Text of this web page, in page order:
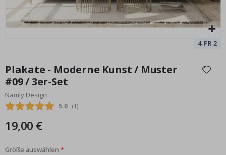
Anfang
der
Bildgalerie
springen
Plakate - Moderne Kunst / Muster
#09 / 3er-Set
Namly Design
Durchschnittliche Bewertung:
5.0 (abgegebene bewertungen:
1 )
19,00 €
Größe auswählen